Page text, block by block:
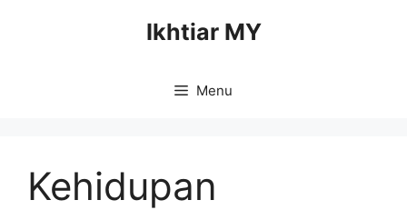
Ikhtiar MY
Menu
Kehidupan